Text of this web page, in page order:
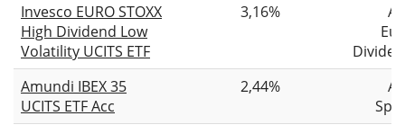
Invesco EURO STOXX
High Dividend Low
Volatility UCITS ETF
3,16%
Amundi IBEX 35
UCITS ETF Acc
2,44%